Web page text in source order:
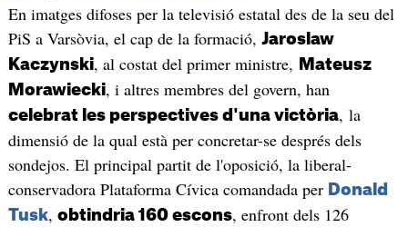
En imatges difoses per la televisió estatal des de la seu del
PiS a Varsòvia, el cap de la formació, Jaroslaw
Kaczynski, al costat del primer ministre,
Mateusz
Morawiecki, i altres membres del govern, han
celebrat les perspectives d'una victòria, la
dimensió de la qual està per concretar-se després dels
sondejos. El principal partit de l'oposició, la liberal-
conservadora Plataforma Cívica comandada per Donald
Tusk, obtindria 160 escons, enfront dels 126